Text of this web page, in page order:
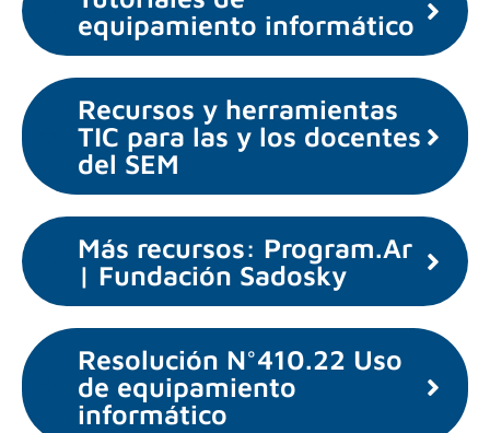
equipamiento informático
Recursos y herramientas
TIC para las y los docentes
del SEM
Más recursos: Program.Ar
| Fundación Sadosky
Resolución N°410.22 Uso
de equipamiento
informático